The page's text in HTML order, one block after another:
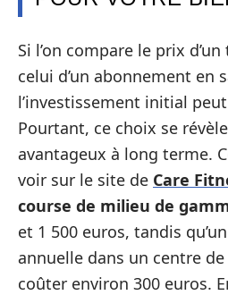
Si l’on compare le prix
celui d’un abonnement en
l’investissement initial
Pourtant, ce choix se
avantageux à long terme.
voir sur le site de Care
course de milieu de
et 1 500 euros, tandis
annuelle dans un centre
coûter environ 300 euros.